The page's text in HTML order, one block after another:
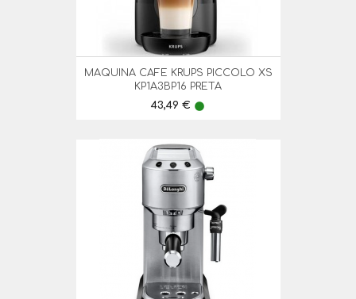
MAQUINA CAFE KRUPS PICCOLO XS
KP1A3BP16 PRETA
Preço
43,49 € lens